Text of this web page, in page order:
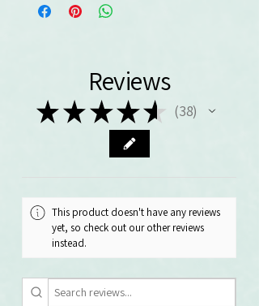
Reviews
★ ★★★★ 38
38
This product doesn't have any reviews
yet, so check out our other reviews
instead.